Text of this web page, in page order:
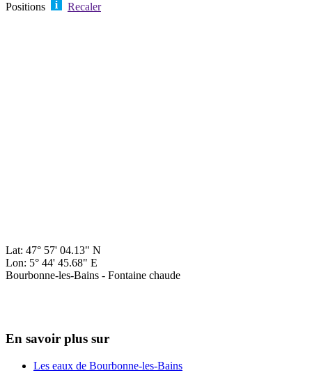
Positions
Recaler
Lat: 47° 57' 04.13" N
Lon: 5° 44' 45.68" E
Bourbonne-les-Bains - Fontaine chaude
En savoir plus sur
Les eaux de Bourbonne-les-Bains